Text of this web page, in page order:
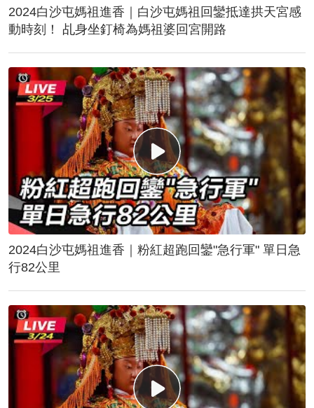
2024白沙屯媽祖進香｜白沙屯媽祖回鑾抵達拱天宮感
動時刻！ 乩身坐釘椅為媽祖婆回宮開路
2024白沙屯媽祖進香｜粉紅超跑回鑾"急行軍" 單日急
行82公里